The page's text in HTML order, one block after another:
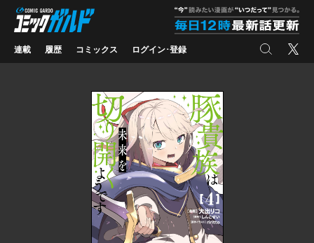
コミックガルド
連載 履歴 コミックス ログイン･登録 検索 X